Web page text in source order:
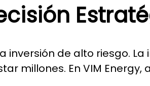
inversión de alto riesgo.
millones. En VIM